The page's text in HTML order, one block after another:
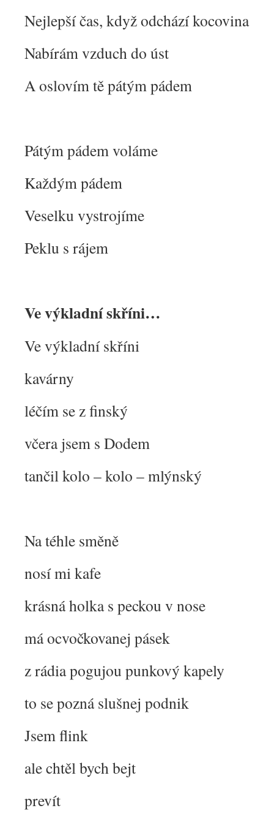
Nejlepší čas, když odchází kocovina
Nabírám vzduch do úst
A oslovím tě pátým pádem
Pátým pádem voláme
Každým pádem
Veselku vystrojíme
Peklu s rájem
Ve výkladní skříni…
Ve výkladní skříni
kavárny
léčím se z finský
včera jsem s Dodem
tančil kolo – kolo – mlýnský
Na téhle směně
nosí mi kafe
krásná holka s peckou v nose
má ocvočkovanej pásek
z rádia pogujou punkový kapely
to se pozná slušnej podnik
Jsem flink
ale chtěl bych bejt
prevít